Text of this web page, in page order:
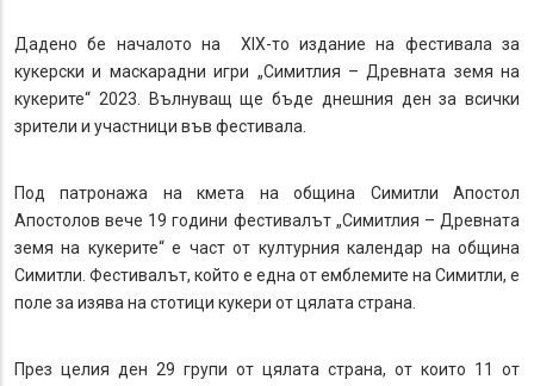
Дадено бе началото на XIX-то издание на фестивала за
кукерски и маскарадни игри „Симитлия – Древната земя на
кукерите“ 2023. Вълнуващ ще бъде днешния ден за всички
зрители и участници във фестивала.
Под патронажа на кмета на община Симитли Апостол
Апостолов вече 19 години фестивалът „Симитлия – Древната
земя на кукерите“ е част от културния календар на община
Симитли. Фестивалът, който е една от емблемите на Симитли, е
поле за изява на стотици кукери от цялата страна.
През целия ден 29 групи от цялата страна, от които 11 от